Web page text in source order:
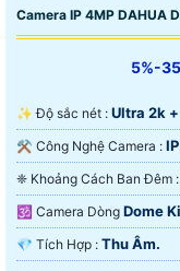
Camera IP 4MP DAHUA
5%-
✨ Độ sắc nét : Ultra 2k +
⚒ Công Nghệ Camera :
❈ Khoảng Cách Ban Đêm :
🕉️ Camera Dòng Dome
️💎 Tích Hợp : Thu Âm.